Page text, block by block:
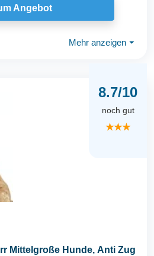
Angebot
Mehr anzeigen ⏷
8.7/10
noch gut
★★★
Mittelgroße Hunde, Anti Zug